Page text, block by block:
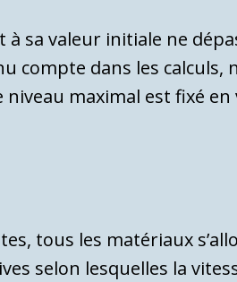
sa valeur initiale ne
compte dans les
maximal est fixé
tous les matériaux
selon lesquelles la